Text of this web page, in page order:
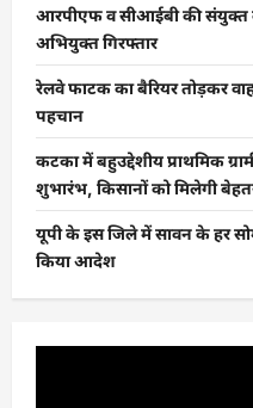
आरपीएफ व सीआईबी की संयुक्त
अभियुक्त गिरफ्तार
रेलवे फाटक का बैरियर तोड़कर
पहचान
कटका में बहुउद्देशीय प्राथमिक
शुभारंभ, किसानों को मिलेगी
यूपी के इस जिले में सावन के हर
किया आदेश